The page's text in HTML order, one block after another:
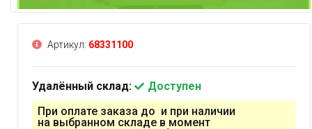
Артикул: 68331100
Удалённый склад:
Доступен
При оплате заказа до и при наличии
на выбранном складе в момент